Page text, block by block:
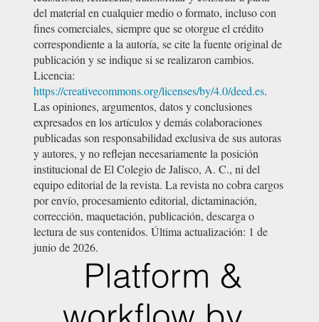
del material en cualquier medio o formato, incluso con
fines comerciales, siempre que se otorgue el crédito
correspondiente a la autoría, se cite la fuente original de
publicación y se indique si se realizaron cambios.
Licencia:
https://creativecommons.org/licenses/by/4.0/deed.es.
Las opiniones, argumentos, datos y conclusiones
expresados en los artículos y demás colaboraciones
publicadas son responsabilidad exclusiva de sus autoras
y autores, y no reflejan necesariamente la posición
institucional de El Colegio de Jalisco, A. C., ni del
equipo editorial de la revista. La revista no cobra cargos
por envío, procesamiento editorial, dictaminación,
corrección, maquetación, publicación, descarga o
lectura de sus contenidos. Última actualización: 1 de
junio de 2026.